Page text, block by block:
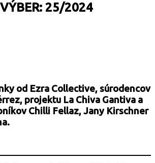
VÝBER: 25/2024
od Ezra Collective, súrodencov
projektu La Chiva Gantiva a
Chilli Fellaz, Jany Kirschner